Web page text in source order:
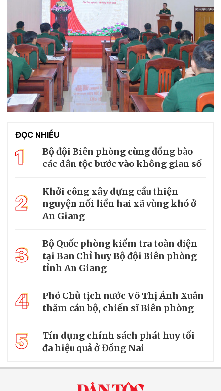
ĐỌC NHIỀU
1
Bộ đội Biên phòng cùng đồng bào
các dân tộc bước vào không gian số
2
Khởi công xây dựng cầu thiện
nguyện nối liền hai xã vùng khó ở
An Giang
3
Bộ Quốc phòng kiểm tra toàn diện
tại Ban Chỉ huy Bộ đội Biên phòng
tỉnh An Giang
4
Phó Chủ tịch nước Võ Thị Ánh Xuân
thăm cán bộ, chiến sĩ Biên phòng
5
Tín dụng chính sách phát huy tối
đa hiệu quả ở Đồng Nai